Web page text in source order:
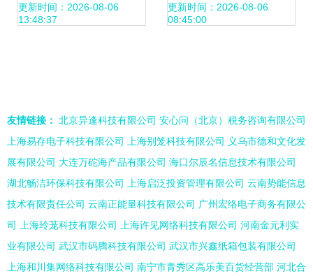
入院仪式暨入学教
更新时间：2026-08-06
13:48:37
组莅临我校检查指
更新时间：2026-08-06
08:45:00
友情链接： 北京异逢科技有限公司 安心问（北京）税务咨询有限公司
上海易存电子科技有限公司
上海别笼科技有限公司
义乌市德和文化发
展有限公司 大连万砣海产品有限公司 海口尔辰名信息技术有限公司
湖北畅洁环保科技有限公司
上海启泛投资管理有限公司 云南势能信息
技术有限责任公司 云南正能量科技有限公司 广州宏络电子商务有限公
司
上海玲茏科技有限公司 上海许见网络科技有限公司 河南金元利实
业有限公司 武汉市码腾科技有限公司 武汉市兴鑫纸箱包装有限公司
上海和川集网络科技有限公司 南宁市青秀区高乐美百货经营部 河北合